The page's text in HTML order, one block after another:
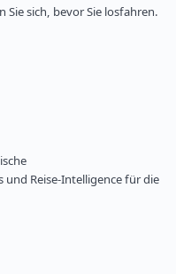
Sie sich, bevor Sie losfahren.
und Reise-Intelligence für die